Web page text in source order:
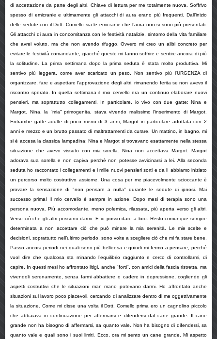
di accettazione da parte degli altri. Chiave di lettura per me totalmente nuova. Soffrivo
spesso di emicranie e ultimamente gli attacchi di aura erano più frequenti. Dall’inizio
delle sedute con il Dott. Comello sia le emicranie che l’aura non si sono più presentati.
Gli attacchi di aura in concomitanza con le festività natalizie, sintomo della vita familiare
che avrei voluto, ma che non avendo rifuggo. Ovvero mi creo un alibi concreto per
evitare le festività comandante, giacché queste mi fanno soffrire e sentire ancora di più
la solitudine. La prima settimana dopo la prima seduta è stata molto produttiva. Mi
sentivo più leggera, come aver scaricato un peso. Non sentivo più l'URGENZA di
organizzare, fare e aspettare l’approvazione degli altri, rimanendo ferita se non avevo il
riscontro sperato. In quella settimana il mio cervello era un continuo elaborare nuovi
pensieri, ma soprattutto collegamenti. In particolare, io vivo con due gatte: Nina e
Margot. Nina, la “mia” primogenita, stava vivendo malissimo l'inserimento di Margot.
Entrambe gatte adulte di poco meno di 3 anni, Margot in particolare adottata con 2
anni e mezzo e un brutto passato di maltrattamenti da curare. Un mattino, in bagno, mi
si è accesa la classica lampadina: Nina e Margot si trovavano esattamente nella stessa
situazione che avevo vissuto con mia sorella. Nina non accettava Margot. Margot
adorava sua sorella e non capiva perché non potesse avvicinarsi a lei. Alla seconda
seduta ho raccontato i collegamenti e i mille nuovi pensieri sorti e da lì abbiamo iniziato
un percorso molto costruttivo assieme. Una cosa per me piacevolmente scioccante è
provare la sensazione di "non pensare a nulla" durante le sedute di ipnosi. Mai
successo prima! Il mio cervello è sempre in azione. Dopo mesi di terapia sono una
persona nuova. Più accomodante, meno polemica, rilassata, più aperta verso gli altri.
Verso ciò che gli altri possono darmi. E io posso dare a loro. Resto comunque sempre
determinata a non accettare ciò che può minare la mia serenità. Le mie scelte e
decisioni, soprattutto nell’ultimo periodo, sono volte a scegliere ciò che mi fa stare bene.
Passo ancora periodi nei quali sono più bellicosa e quindi mi fermo a pensare, perché
vuol dire che qualcosa sta minando l’equilibrio raggiunto e cerco di controllarmi, di
capire. In questi mesi ho affrontato litigi, anche "forti", con amici della fascia ristretta, ma
vivendoli serenamente, senza farmi abbattere o cadere in depressione, cogliendo gli
aspetti costruttivi che le situazioni man mano potevano darmi. Ho affrontato anche
situazioni sul lavoro poco piacevoli, cercando di analizzare dentro di me oggettivamente
la situazione. Come mi disse una volta il Dott. Comello prima ero un cagnolino piccolo
che abbaiava in continuazione per affermarsi e difendersi dal cane grande. Il cane
grande non ha bisogno di affermarsi, sa quanto vale. Non ha bisogno di difendersi, sa
quanto vale e quali sono i suoi limiti. Ecco, ora mi sento un cane grande. Mi aspetto